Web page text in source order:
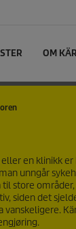
OM
en klinikk
unngår
store
siden det